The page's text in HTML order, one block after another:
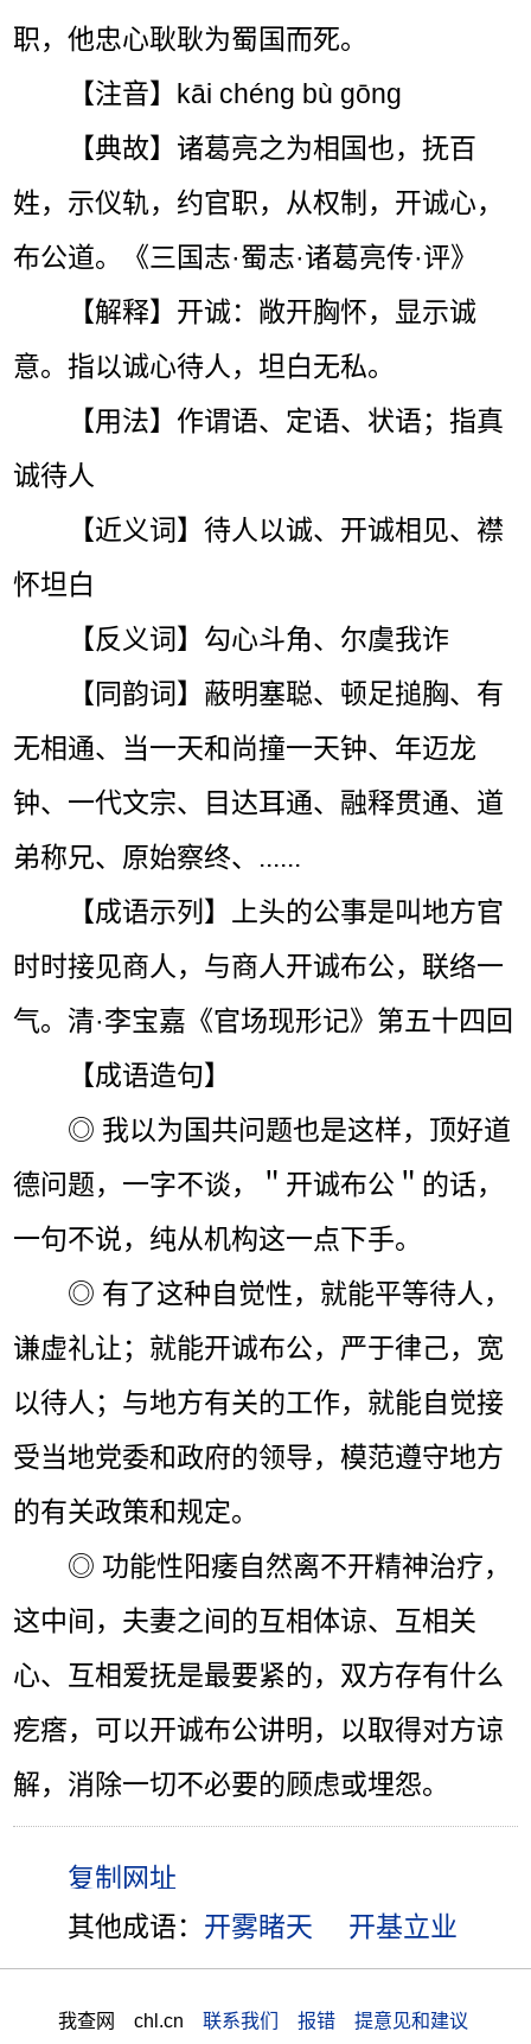
职，他忠心耿耿为蜀国而死。
【注音】kāi chéng bù gōng
【典故】诸葛亮之为相国也，抚百
姓，示仪轨，约官职，从权制，开诚心，
布公道。《三国志·蜀志·诸葛亮传·评》
【解释】开诚：敞开胸怀，显示诚
意。指以诚心待人，坦白无私。
【用法】作谓语、定语、状语；指真
诚待人
【近义词】待人以诚、开诚相见、襟
怀坦白
【反义词】勾心斗角、尔虞我诈
【同韵词】蔽明塞聪、顿足搥胸、有
无相通、当一天和尚撞一天钟、年迈龙
钟、一代文宗、目达耳通、融释贯通、道
弟称兄、原始察终、......
【成语示列】上头的公事是叫地方官
时时接见商人，与商人开诚布公，联络一
气。清·李宝嘉《官场现形记》第五十四回
【成语造句】
◎ 我以为国共问题也是这样，顶好道
德问题，一字不谈，＂开诚布公＂的话，
一句不说，纯从机构这一点下手。
◎ 有了这种自觉性，就能平等待人，
谦虚礼让；就能开诚布公，严于律己，宽
以待人；与地方有关的工作，就能自觉接
受当地党委和政府的领导，模范遵守地方
的有关政策和规定。
◎ 功能性阳痿自然离不开精神治疗，
这中间，夫妻之间的互相体谅、互相关
心、互相爱抚是最要紧的，双方存有什么
疙瘩，可以开诚布公讲明，以取得对方谅
解，消除一切不必要的顾虑或埋怨。
其他成语： 开雾睹天 开基立业
我查网 chl.cn 联系我们 报错 提意见和建议